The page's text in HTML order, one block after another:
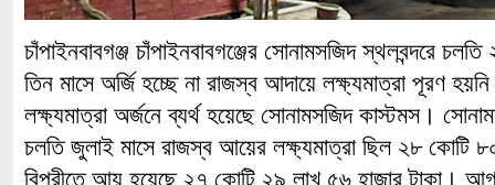
চাঁপাইনবাবগঞ্জ চাঁপাইনবাবগঞ্জের সোনামসজিদ স্থলবন্দরে
তিন মাসে অর্জি হচ্ছে না রাজস্ব আদায়ে লক্ষ্যমাত্রা পূরণ
লক্ষ্যমাত্রা অর্জনে ব্যর্থ হয়েছে সোনামসজিদ কাস্টমস।
চলতি জুলাই মাসে রাজস্ব আয়ের লক্ষ্যমাত্রা ছিল ২৮ কোটি
বিপরীতে আয় হয়েছে ২৭ কোটি ২৯ লাখ ৫৬ হাজার টাকা।